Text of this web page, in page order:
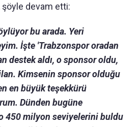
şöyle devam etti:
bu arada. Yeri
İşte 'Trabzonspor oradan
destek aldı, o sponsor oldu,
Kimsenin sponsor olduğu
en büyük teşekkürü
Dünden bugüne
450 milyon seviyelerini buldu